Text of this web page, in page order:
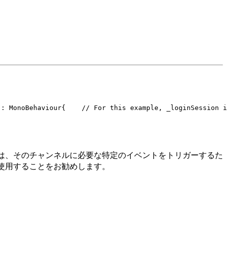
MonoBehaviour{
// For this example, _loginSession
そのチャンネルに必要な特定のイベントをトリガーするた
することをお勧めします。